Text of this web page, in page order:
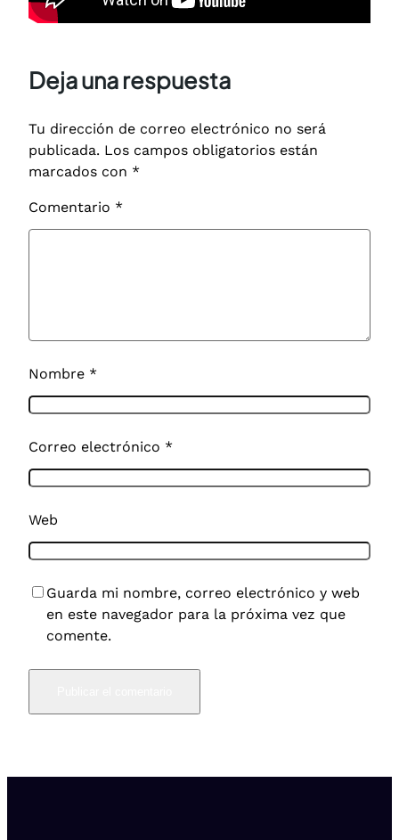
Deja una respuesta
Tu dirección de correo electrónico no será
publicada. Los campos obligatorios están
marcados con *
Comentario *
Nombre *
Correo electrónico *
Web
Guarda mi nombre, correo electrónico y web
en este navegador para la próxima vez que
comente.